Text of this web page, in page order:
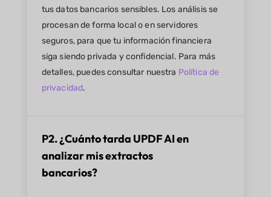
tus datos bancarios sensibles. Los análisis se
procesan de forma local o en servidores
seguros, para que tu información financiera
siga siendo privada y confidencial. Para más
detalles, puedes consultar nuestra Política de
privacidad.
P2. ¿Cuánto tarda UPDF AI en
analizar mis extractos
bancarios?